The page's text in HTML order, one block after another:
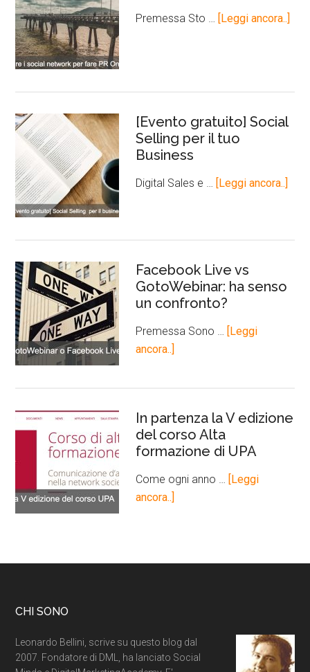
Premessa Sto … [Leggi ancora..]
[Evento gratuito] Social
Selling per il tuo
Business
Digital Sales e … [Leggi ancora..]
Facebook Live vs
GotoWebinar: ha senso
un confronto?
Premessa Sono …
[Leggi
ancora..]
In partenza la V edizione
del corso Alta
formazione di UPA
Come ogni anno …
[Leggi
ancora..]
CHI SONO
Leonardo Bellini, scrive su questo blog dal
2007. Fondatore di DML, ha lanciato Social